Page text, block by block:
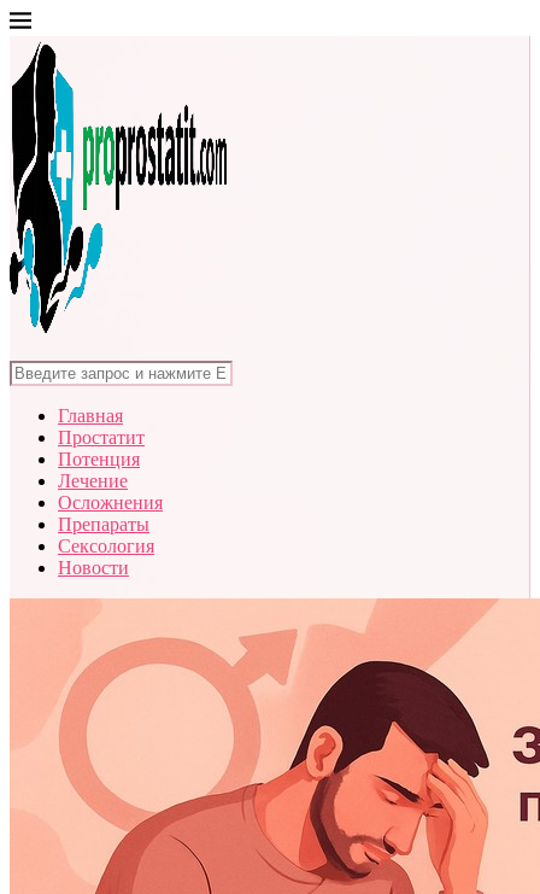
Главная
Простатит
Потенция
Лечение
Осложнения
Препараты
Сексология
Новости